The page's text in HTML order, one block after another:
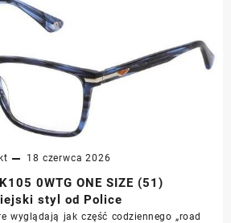
18 czerwca 2026
0WTG ONE SIZE (51)
styl od Police
wyglądają jak część codziennego „road